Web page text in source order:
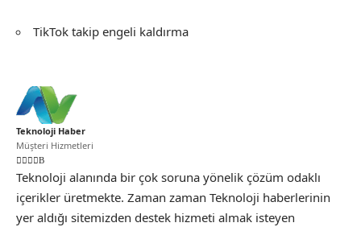
TikTok takip engeli kaldırma
Teknoloji Haber
Müşteri Hizmetleri
Teknoloji alanında bir çok soruna yönelik çözüm odaklı
içerikler üretmekte. Zaman zaman Teknoloji haberlerinin
yer aldığı sitemizden destek hizmeti almak isteyen